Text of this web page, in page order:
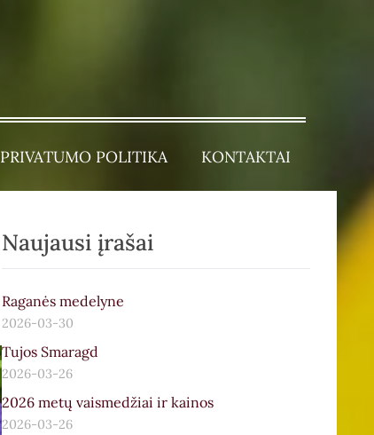
PRIVATUMO POLITIKA KONTAKTAI
Naujausi įrašai
Raganės medelyne
2026-03-30
Tujos Smaragd
2026-03-26
2026 metų vaismedžiai ir kainos
2026-03-26